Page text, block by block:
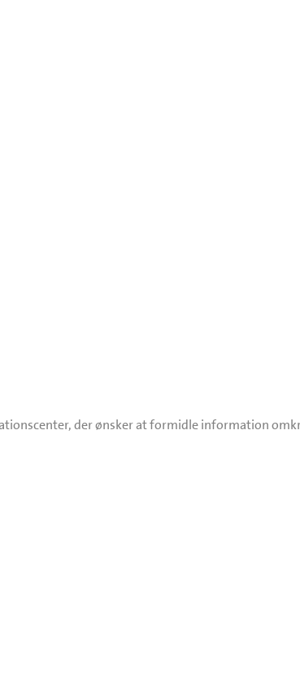
der ønsker at formidle information